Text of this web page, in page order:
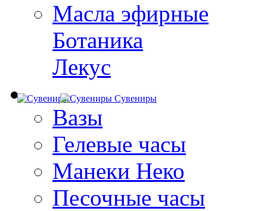
Масла эфирные
Ботаника
Лекус
Сувениры
Вазы
Гелевые часы
Манеки Неко
Песочные часы